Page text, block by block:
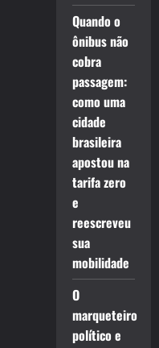
Quando o
ônibus não
cobra
passagem:
como uma
cidade
brasileira
apostou na
tarifa zero
e
reescreveu
sua
mobilidade
O
marqueteiro
político e